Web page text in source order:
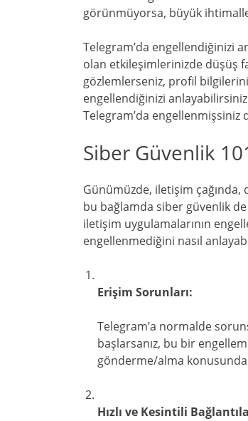
görünmüyorsa, büyük
Telegram’da engellendiğinizi
olan etkileşimlerinizde düşüş
gözlemlerseniz, profil
engellendiğinizi
Telegram’da engellenmişsiniz
Siber Güvenlik
Günümüzde, iletişim
bu bağlamda siber güvenlik
iletişim uygulamalarının
engellenmediğini nasıl
Erişim Sorunları:
Telegram’a normalde
başlarsanız, bu bir
gönderme/alma
Hızlı ve Kesintili